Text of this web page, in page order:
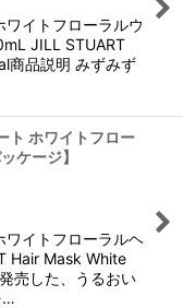
イトフローラルウ
JILL STUART
商品説明 みずみず
ト ホワイトフロー
ケージ】
ワイトフローラルヘ
Hair Mask White
売した、うるおい
…